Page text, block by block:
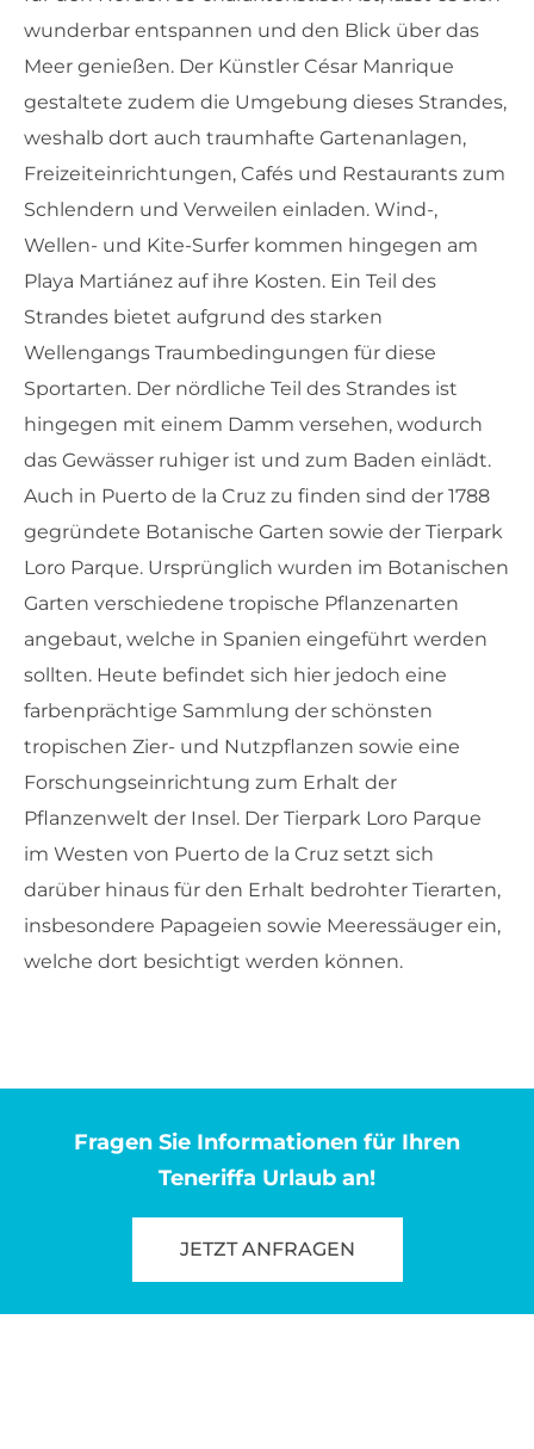
wunderbar entspannen und den Blick über das
Meer genießen. Der Künstler César Manrique
gestaltete zudem die Umgebung dieses Strandes,
weshalb dort auch traumhafte Gartenanlagen,
Freizeiteinrichtungen, Cafés und Restaurants zum
Schlendern und Verweilen einladen. Wind-,
Wellen- und Kite-Surfer kommen hingegen am
Playa Martiánez auf ihre Kosten. Ein Teil des
Strandes bietet aufgrund des starken
Wellengangs Traumbedingungen für diese
Sportarten. Der nördliche Teil des Strandes ist
hingegen mit einem Damm versehen, wodurch
das Gewässer ruhiger ist und zum Baden einlädt.
Auch in Puerto de la Cruz zu finden sind der 1788
gegründete Botanische Garten sowie der Tierpark
Loro Parque. Ursprünglich wurden im Botanischen
Garten verschiedene tropische Pflanzenarten
angebaut, welche in Spanien eingeführt werden
sollten. Heute befindet sich hier jedoch eine
farbenprächtige Sammlung der schönsten
tropischen Zier- und Nutzpflanzen sowie eine
Forschungseinrichtung zum Erhalt der
Pflanzenwelt der Insel. Der Tierpark Loro Parque
im Westen von Puerto de la Cruz setzt sich
darüber hinaus für den Erhalt bedrohter Tierarten,
insbesondere Papageien sowie Meeressäuger ein,
welche dort besichtigt werden können.
Fragen Sie Informationen für Ihren
Teneriffa Urlaub an!
JETZT ANFRAGEN